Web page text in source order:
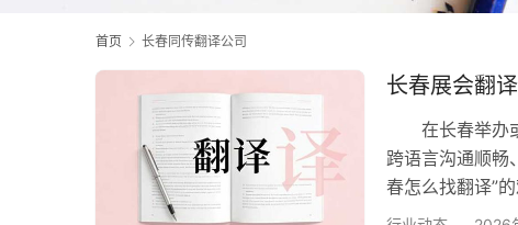
首页 长春同传翻译公司
长春展会翻
在长春举办或
跨语言沟通顺畅
春怎么找翻译”
精准传递产品